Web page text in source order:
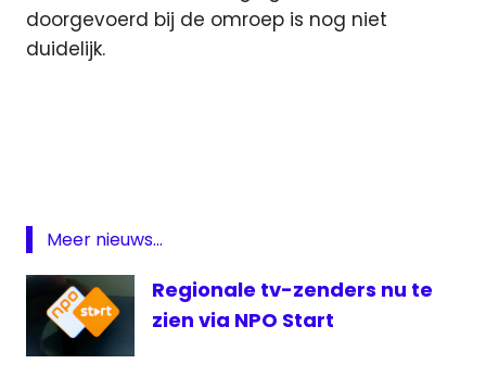
doorgevoerd bij de omroep is nog niet
duidelijk.
Holland
omroep
RPO
samenwerking
Meer nieuws...
Regionale tv-zenders nu te
zien via NPO Start